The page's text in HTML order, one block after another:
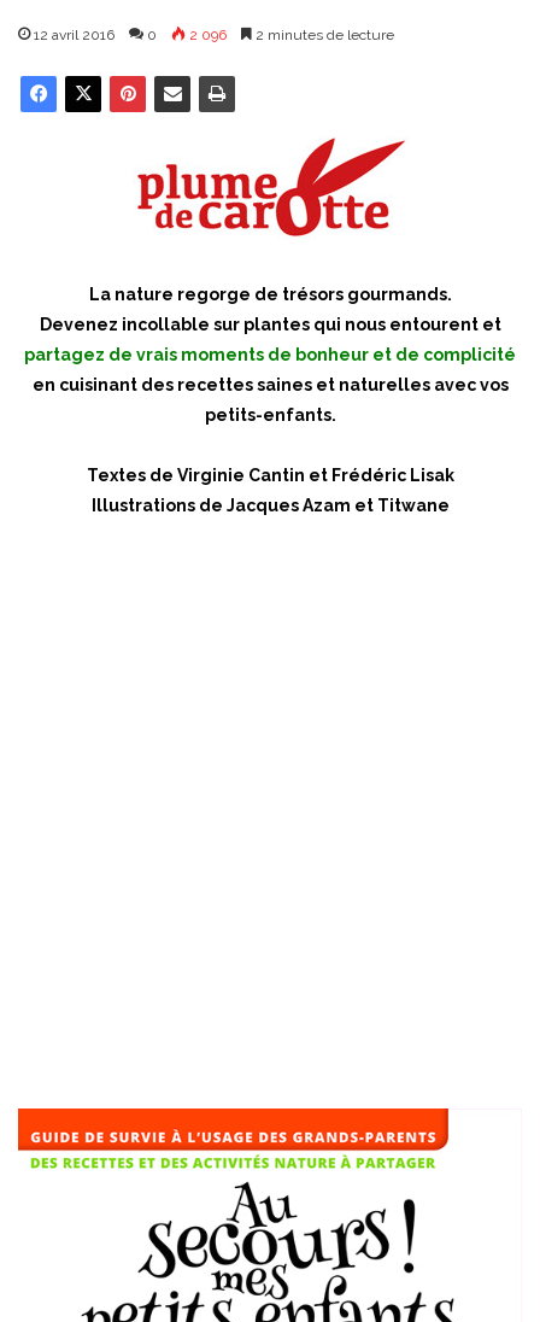
12 avril 2016 0 2 096 2 minutes de lecture
La nature regorge de trésors gourmands.
Devenez incollable sur plantes qui nous entourent et
partagez de vrais moments de bonheur et de complicité
en cuisinant des recettes saines et naturelles avec vos
petits-enfants.
Textes de Virginie Cantin et Frédéric Lisak
Illustrations de Jacques Azam et Titwane